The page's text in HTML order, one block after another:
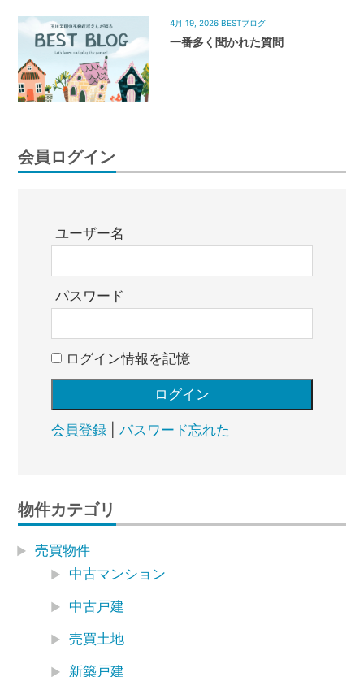
4月 19, 2026 BESTブログ
一番多く聞かれた質問
会員ログイン
ユーザー名
パスワード
ログイン情報を記憶
会員登録| パスワード忘れた
物件カテゴリ
売買物件
中古マンション
中古戸建
売買土地
新築戸建